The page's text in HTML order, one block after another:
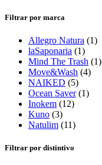
Filtrar por marca
Allegro Natura (1)
laSaponaria (1)
Mind The Trash (1)
Move&Wash (4)
NAIKED (5)
Ocean Saver (1)
Inokem (12)
Kuno (3)
Natulim (11)
Filtrar por distintivo